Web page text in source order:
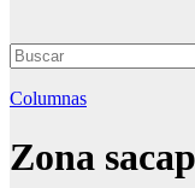
Columnas
Zona